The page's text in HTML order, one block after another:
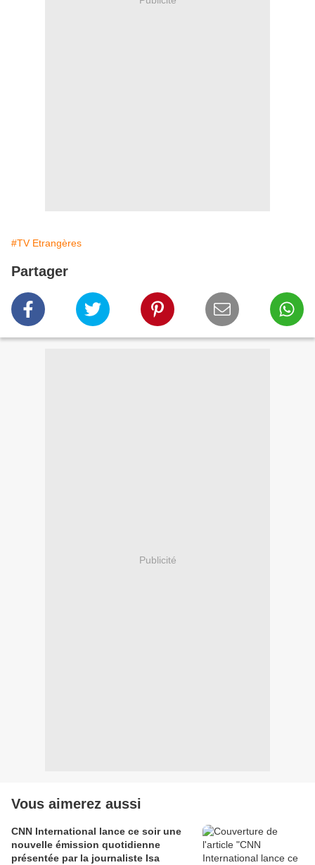
#TV Etrangères
Partager
Publicité
Vous aimerez aussi
CNN International lance ce soir une
nouvelle émission quotidienne
présentée par la journaliste Isa